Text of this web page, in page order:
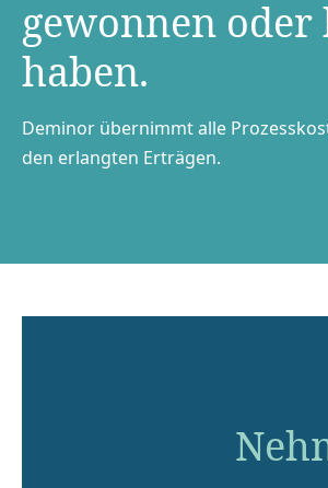
gewonnen oder
haben.
Deminor übernimmt alle
den erlangten Erträgen.